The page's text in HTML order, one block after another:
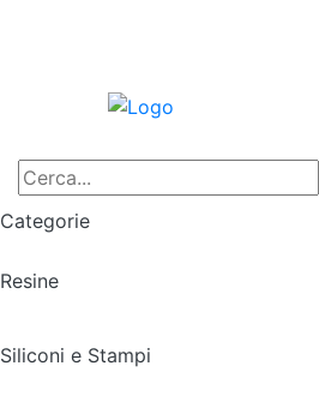
Categorie
Resine
Siliconi e Stampi